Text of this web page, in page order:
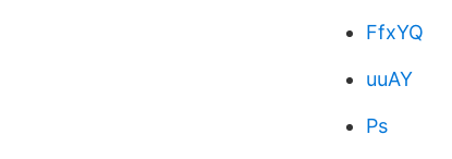
FfxYQ
uuAY
Ps